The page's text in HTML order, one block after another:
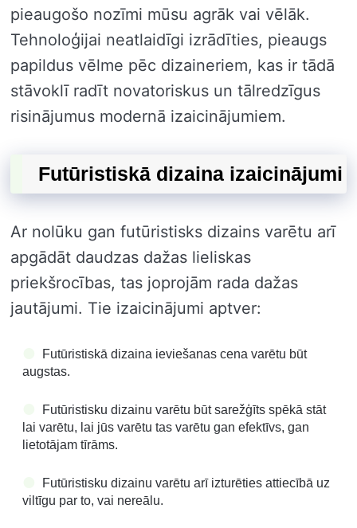
pieaugošo nozīmi mūsu agrāk vai vēlāk.
Tehnoloģijai neatlaidīgi izrādīties, pieaugs
papildus vēlme pēc dizaineriem, kas ir tādā
stāvoklī radīt novatoriskus un tālredzīgus
risinājumus modernā izaicinājumiem.
Futūristiskā dizaina izaicinājumi
Ar nolūku gan futūristisks dizains varētu arī
apgādāt daudzas dažas lieliskas
priekšrocības, tas joprojām rada dažas
jautājumi. Tie izaicinājumi aptver:
Futūristiskā dizaina ieviešanas cena varētu būt
augstas.
Futūristisku dizainu varētu būt sarežģīts spēkā stāt
lai varētu, lai jūs varētu tas varētu gan efektīvs, gan
lietotājam tīrāms.
Futūristisku dizainu varētu arī izturēties attiecībā uz
viltīgu par to, vai nereālu.